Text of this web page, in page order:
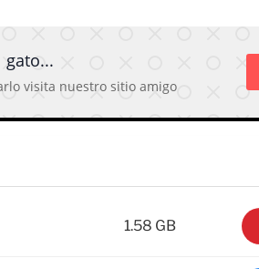
gato...
visita nuestro sitio amigo
1.58 GB